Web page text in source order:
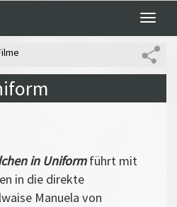
Toggle
in Uniform führt mit
in die direkte
Manuela von